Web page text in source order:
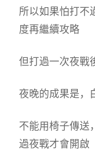
所以如果怕打不
度再繼續攻略
但打過一次夜戰
夜晚的成果是，
不能用椅子傳送
過夜戰才會開啟